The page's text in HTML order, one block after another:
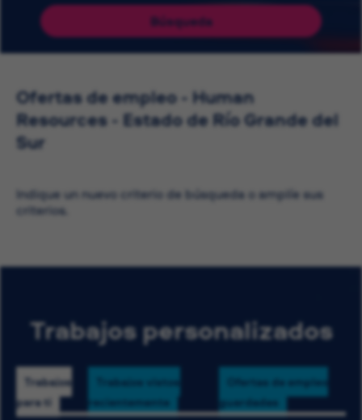
Búsqueda
Ofertas de empleo - Human
Resources - Estado de Río Grande del
Sur
Indique un nuevo criterio de búsqueda o amplíe sus
criterios.
Trabajos personalizados
Trabajos
para ti
Trabajos vistos
recientemente
Ofertas de empleo
guardadas